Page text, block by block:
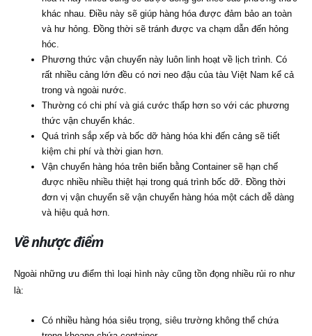
khác nhau. Điều này sẽ giúp hàng hóa được đảm bảo an toàn
và hư hỏng. Đồng thời sẽ tránh được va chạm dẫn đến hỏng
hóc.
Phương thức vận chuyển này luôn linh hoạt về lịch trình. Có
rất nhiều cảng lớn đều có nơi neo đậu của tàu Việt Nam kể cả
trong và ngoài nước.
Thường có chi phí và giá cước thấp hơn so với các phương
thức vận chuyển khác.
Quá trình sắp xếp và bốc dỡ hàng hóa khi đến cảng sẽ tiết
kiệm chi phí và thời gian hơn.
Vận chuyển hàng hóa trên biển bằng Container sẽ hạn chế
được nhiều nhiều thiệt hại trong quá trình bốc dỡ. Đồng thời
đơn vị vận chuyển sẽ vận chuyển hàng hóa một cách dễ dàng
và hiệu quả hơn.
Về nhược điểm
Ngoài những ưu điểm thì loại hình này cũng tồn đọng nhiều rủi ro như
là:
Có nhiều hàng hóa siêu trọng, siêu trường không thể chứa